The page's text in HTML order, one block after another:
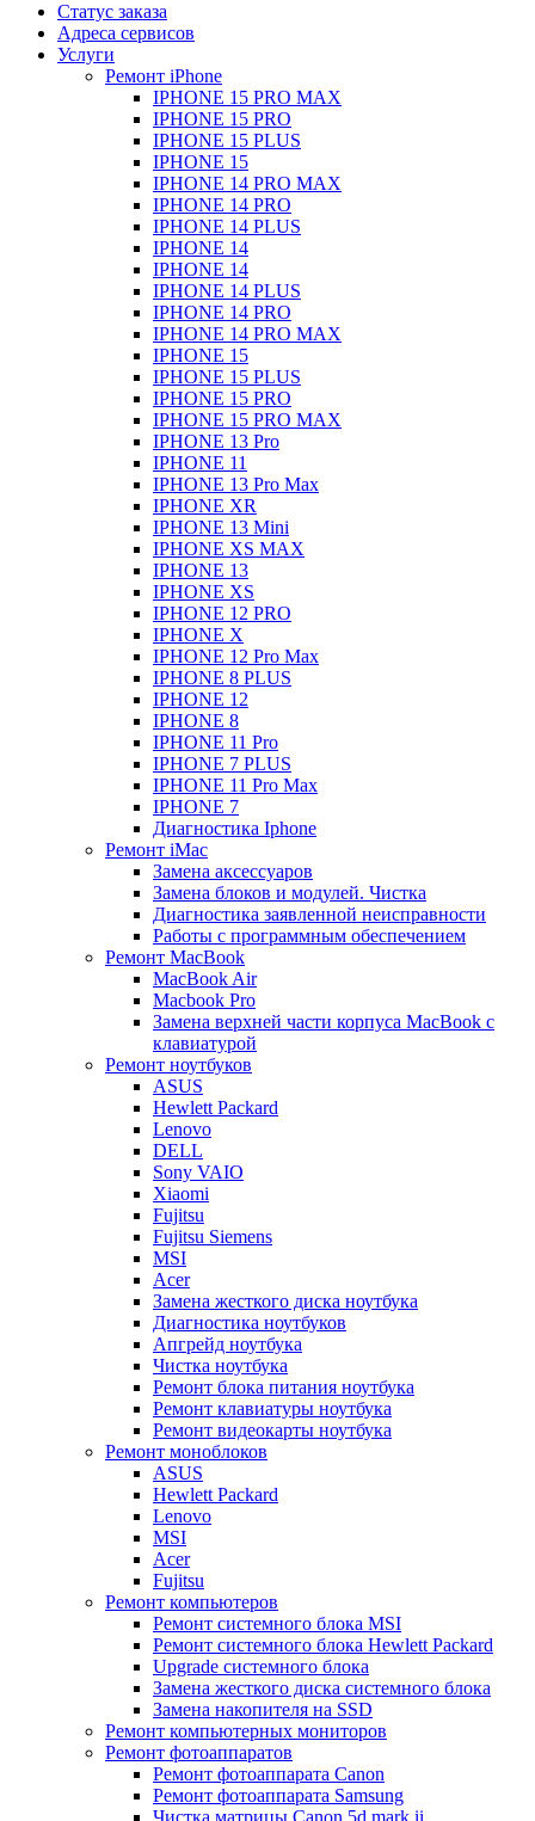
Статус заказа
Адреса сервисов
Услуги
Ремонт iPhone
IPHONE 15 PRO MAX
IPHONE 15 PRO
IPHONE 15 PLUS
IPHONE 15
IPHONE 14 PRO MAX
IPHONE 14 PRO
IPHONE 14 PLUS
IPHONE 14
IPHONE 14
IPHONE 14 PLUS
IPHONE 14 PRO
IPHONE 14 PRO MAX
IPHONE 15
IPHONE 15 PLUS
IPHONE 15 PRO
IPHONE 15 PRO MAX
IPHONE 13 Pro
IPHONE 11
IPHONE 13 Pro Max
IPHONE XR
IPHONE 13 Mini
IPHONE XS MAX
IPHONE 13
IPHONE XS
IPHONE 12 PRO
IPHONE X
IPHONE 12 Pro Max
IPHONE 8 PLUS
IPHONE 12
IPHONE 8
IPHONE 11 Pro
IPHONE 7 PLUS
IPHONE 11 Pro Max
IPHONE 7
Диагностика Iphone
Ремонт iMac
Замена аксессуаров
Замена блоков и модулей. Чистка
Диагностика заявленной неисправности
Работы с программным обеспечением
Ремонт MacBook
MacBook Air
Macbook Pro
Замена верхней части корпуса MacBook с
клавиатурой
Ремонт ноутбуков
ASUS
Hewlett Packard
Lenovo
DELL
Sony VAIO
Xiaomi
Fujitsu
Fujitsu Siemens
MSI
Acer
Замена жесткого диска ноутбука
Диагностика ноутбуков
Апгрейд ноутбука
Чистка ноутбука
Ремонт блока питания ноутбука
Ремонт клавиатуры ноутбука
Ремонт видеокарты ноутбука
Ремонт моноблоков
ASUS
Hewlett Packard
Lenovo
MSI
Acer
Fujitsu
Ремонт компьютеров
Ремонт системного блока MSI
Ремонт системного блока Hewlett Packard
Upgrade системного блока
Замена жесткого диска системного блока
Замена накопителя на SSD
Ремонт компьютерных мониторов
Ремонт фотоаппаратов
Ремонт фотоаппарата Canon
Ремонт фотоаппарата Samsung
Чистка матрицы Canon 5d mark ii